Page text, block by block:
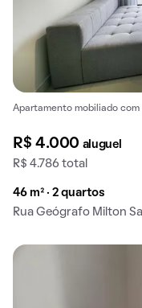
Apartamento mobiliado com
R$ 4.000 aluguel
R$ 4.786 total
46 m² · 2 quartos
Rua Geógrafo Milton